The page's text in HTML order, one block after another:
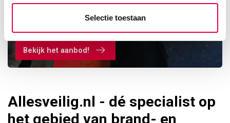
Selectie toestaan
Ontdek ons assortiment
BENOR blussers
Bekijk het aanbod!
Allesveilig.nl - dé specialist op
het gebied van brand- en